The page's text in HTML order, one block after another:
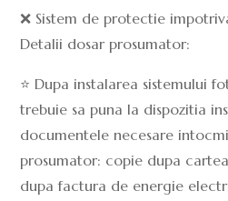
❌ Sistem de protectie
Detalii dosar prosumator:
⭐ Dupa instalarea sistemului
trebuie sa puna la dispozitia
documentele necesare
prosumator: copie dupa
dupa factura de energie